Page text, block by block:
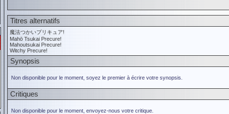
Titres alternatifs
魔法つかいプリキュア!
Mahō Tsukai Precure!
Mahoutsukai Precure!
Witchy Precure!
Synopsis
Non disponible pour le moment, soyez le premier à écrire votre synopsis.
Critiques
Non disponible pour le moment, envoyez-nous votre critique.